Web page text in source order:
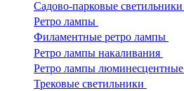
Садово-парковые светильники
Ретро лампы
Филаментные ретро лампы
Ретро лампы накаливания
Ретро лампы люминесцентные
Трековые светильники